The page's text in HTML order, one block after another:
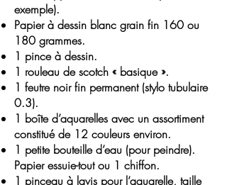
exemple).
Papier à dessin blanc grain fin 160 ou
180 grammes.
1 pince à dessin.
1 rouleau de scotch « basique ».
1 feutre noir fin permanent (stylo tubulaire
0.3).
1 boîte d’aquarelles avec un assortiment
constitué de 12 couleurs environ.
1 petite bouteille d’eau (pour peindre).
Papier essuie-tout ou 1 chiffon.
1 pinceau à lavis pour l’aquarelle, taille